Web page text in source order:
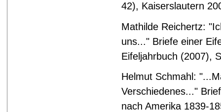
42), Kaiserslautern
Mathilde Reichertz:
uns..." Briefe einer
Eifeljahrbuch (2007),
Helmut Schmahl:
Verschiedenes..."
nach Amerika 1839-